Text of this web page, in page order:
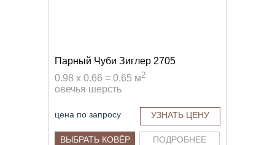
Парный Чуби Зиглер 2705
0.98 x 0.66 = 0.65 м2
овечья шерсть
цена по запросу УЗНАТЬ ЦЕНУ
ВЫБРАТЬ КОВЁР ПОДРОБНЕЕ